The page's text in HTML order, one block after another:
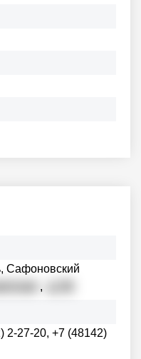
Сафоновский
,
2-27-20, +7 (48142)